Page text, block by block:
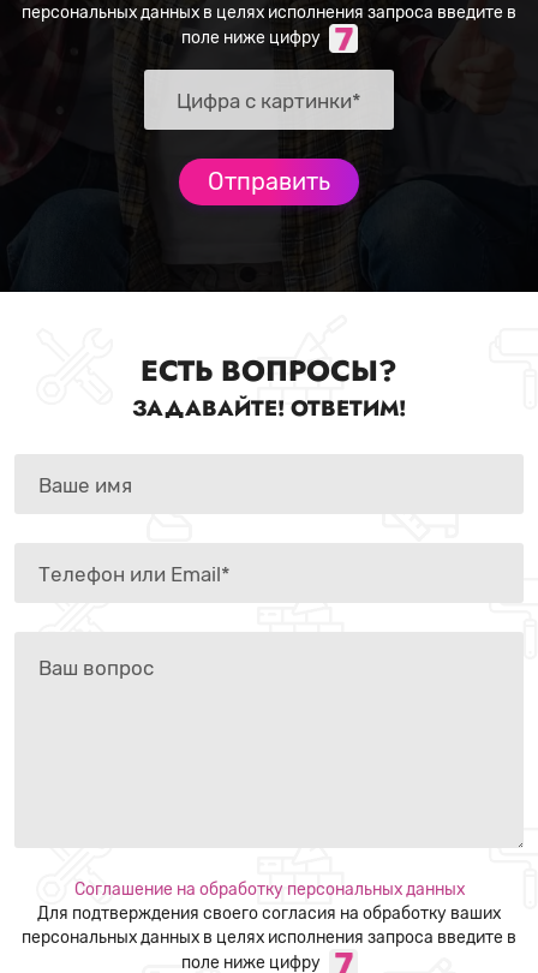
персональных данных в целях исполнения запроса введите в
поле ниже цифру
ЕСТЬ ВОПРОСЫ?
ЗАДАВАЙТЕ! ОТВЕТИМ!
Соглашение на обработку персональных данных
Для подтверждения своего согласия на обработку ваших
персональных данных в целях исполнения запроса введите в
поле ниже цифру